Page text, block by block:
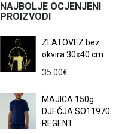
NAJBOLJE OCJENJENI
PROIZVODI
ZLATOVEZ bez
okvira 30x40 cm
35.00€
MAJICA 150g
DJEČJA SO11970
REGENT